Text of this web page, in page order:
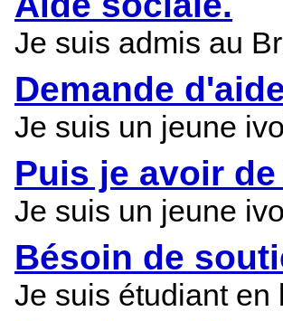
Je suis admis au
Demande
Je suis un jeune
Puis je avoir
Je suis un jeune
Bésoin de
Je suis étudiant en